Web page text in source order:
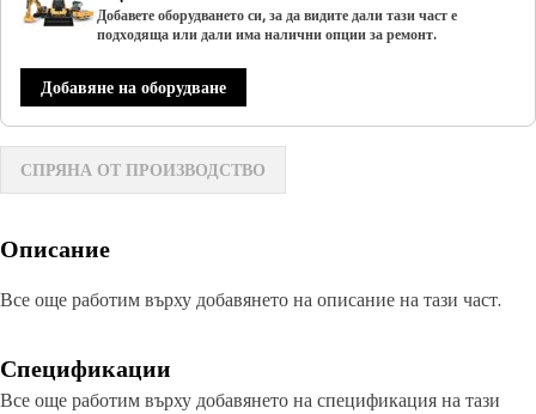
Добавете оборудването си, за да видите дали тази част е
подходяща или дали има налични опции за ремонт.
Добавяне на оборудване
СПРЯНА ОТ ПРОИЗВОДСТВО
Описание
Все още работим върху добавянето на описание на тази част.
Спецификации
Все още работим върху добавянето на спецификация на тази